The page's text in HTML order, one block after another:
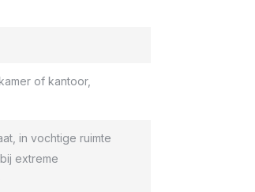
of kantoor,
in vochtige ruimte
extreme